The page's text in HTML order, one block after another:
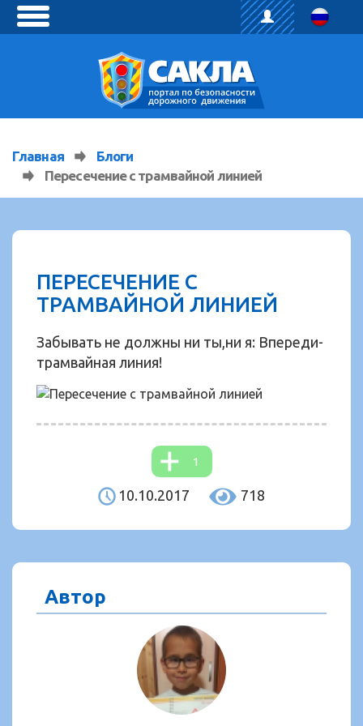
toggle
Главная
Блоги
Пересечение с трамвайной линией
ПЕРЕСЕЧЕНИЕ С
ТРАМВАЙНОЙ ЛИНИЕЙ
Забывать не должны ни ты,ни я: Впереди-
трамвайная линия!
1
10.10.2017 718
Автор